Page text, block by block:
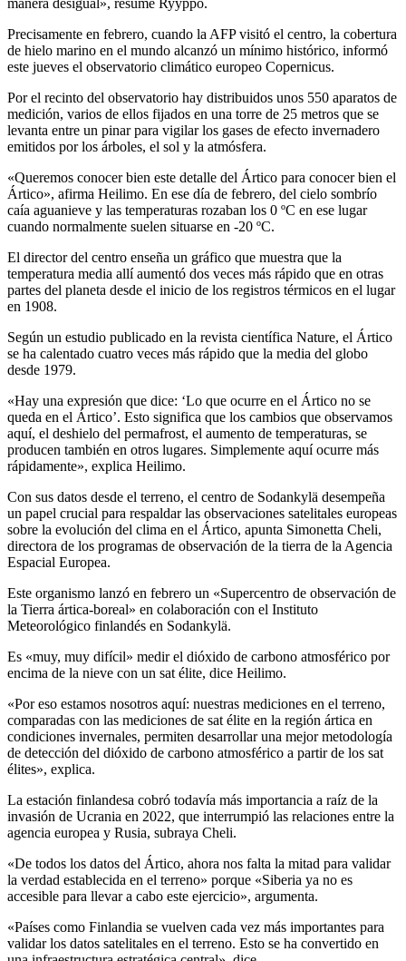
Precisamente en febrero, cuando la AFP visitó el centro, la cobertura
de hielo marino en el mundo alcanzó un mínimo histórico, informó
este jueves el observatorio climático europeo Copernicus.
Por el recinto del observatorio hay distribuidos unos 550 aparatos de
medición, varios de ellos fijados en una torre de 25 metros que se
levanta entre un pinar para vigilar los gases de efecto invernadero
emitidos por los árboles, el sol y la atmósfera.
«Queremos conocer bien este detalle del Ártico para conocer bien el
Ártico», afirma Heilimo. En ese día de febrero, del cielo sombrío
caía aguanieve y las temperaturas rozaban los 0 ºC en ese lugar
cuando normalmente suelen situarse en -20 ºC.
El director del centro enseña un gráfico que muestra que la
temperatura media allí aumentó dos veces más rápido que en otras
partes del planeta desde el inicio de los registros térmicos en el lugar
en 1908.
Según un estudio publicado en la revista científica Nature, el Ártico
se ha calentado cuatro veces más rápido que la media del globo
desde 1979.
«Hay una expresión que dice: ‘Lo que ocurre en el Ártico no se
queda en el Ártico’. Esto significa que los cambios que observamos
aquí, el deshielo del permafrost, el aumento de temperaturas, se
producen también en otros lugares. Simplemente aquí ocurre más
rápidamente», explica Heilimo.
Con sus datos desde el terreno, el centro de Sodankylä desempeña
un papel crucial para respaldar las observaciones satelitales europeas
sobre la evolución del clima en el Ártico, apunta Simonetta Cheli,
directora de los programas de observación de la tierra de la Agencia
Espacial Europea.
Este organismo lanzó en febrero un «Supercentro de observación de
la Tierra ártica-boreal» en colaboración con el Instituto
Meteorológico finlandés en Sodankylä.
Es «muy, muy difícil» medir el dióxido de carbono atmosférico por
encima de la nieve con un sat élite, dice Heilimo.
«Por eso estamos nosotros aquí: nuestras mediciones en el terreno,
comparadas con las mediciones de sat élite en la región ártica en
condiciones invernales, permiten desarrollar una mejor metodología
de detección del dióxido de carbono atmosférico a partir de los sat
élites», explica.
La estación finlandesa cobró todavía más importancia a raíz de la
invasión de Ucrania en 2022, que interrumpió las relaciones entre la
agencia europea y Rusia, subraya Cheli.
«De todos los datos del Ártico, ahora nos falta la mitad para validar
la verdad establecida en el terreno» porque «Siberia ya no es
accesible para llevar a cabo este ejercicio», argumenta.
«Países como Finlandia se vuelven cada vez más importantes para
validar los datos satelitales en el terreno. Esto se ha convertido en